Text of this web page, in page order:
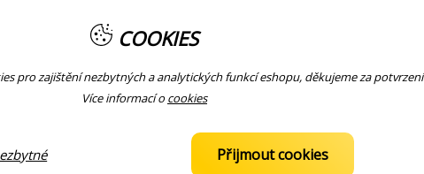
KONTAKTY
COOKIES
pro zajištění nezbytných a analytických funkcí eshopu, děkujeme za potvrzení
Více informací ocookies
Přijmout cookies